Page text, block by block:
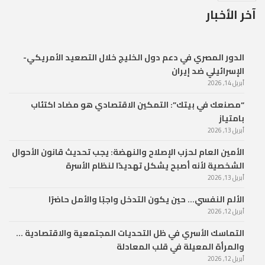
آخر الأخبار
الدور المصري في دعم دول الخليج خلال التصعيد الأمريكي-
الإسرائيلي ضد إيران
أبريل 14, 2026
“مصنعك في بيتك”: التمكين الاقتصادي هو مضاد اكتئاب
بامتياز
أبريل 13, 2026
الأمين العام لحزب الإصلاح والنهضة: يجب تحديث قانون الأحوال
الشخصية لأنه أصبح يشكل تهديدًا لنظام الأسرة
أبريل 13, 2026
الألم النفسي… حين يكون التدخل واجبًا والأمل حاضرًا
أبريل 12, 2026
التماسك الأسري في ظل التحديات المجتمعية والاقتصادية …
والمرأة المعيلة في قلب المعادلة
أبريل 12, 2026